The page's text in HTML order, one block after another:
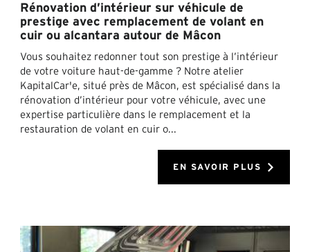
Rénovation d’intérieur sur véhicule de
prestige avec remplacement de volant en
cuir ou alcantara autour de Mâcon
Vous souhaitez redonner tout son prestige à l’intérieur
de votre voiture haut-de-gamme ? Notre atelier
KapitalCar'e, situé près de Mâcon, est spécialisé dans la
rénovation d’intérieur pour votre véhicule, avec une
expertise particulière dans le remplacement et la
restauration de volant en cuir o...
EN SAVOIR PLUS